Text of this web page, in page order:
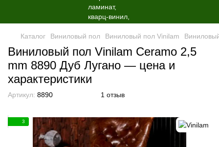
Каталог Виниловый пол Виниловый пол Vinilam
Виниловый пол Vinilam Ceramo 2,5
mm 8890 Дуб Лугано — цена и
характеристики
Артикул: 8890 1 отзыв
3